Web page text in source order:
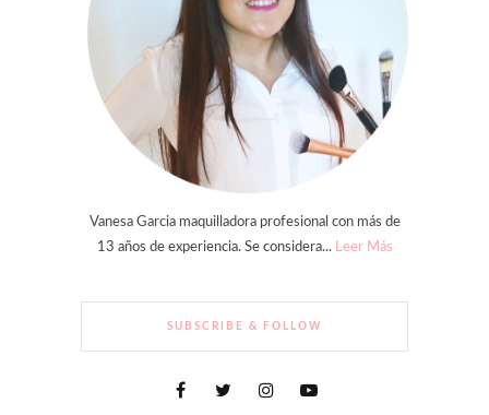
Vanesa Garcia maquilladora profesional con más de
13 años de experiencia. Se considera... Leer Más
SUBSCRIBE & FOLLOW